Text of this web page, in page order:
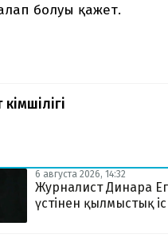
болуы қажет.
6 августа 2026, 14:32
Журналист Динара
үстінен қылмыстық